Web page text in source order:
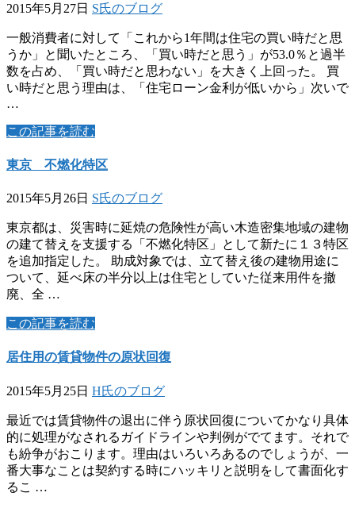
2015年5月27日 S氏のブログ
一般消費者に対して「これから1年間は住宅の買い時だと思
うか」と聞いたところ、「買い時だと思う」が53.0％と過半
数を占め、「買い時だと思わない」を大きく上回った。 買
い時だと思う理由は、「住宅ローン金利が低いから」次いで
…
この記事を読む
東京 不燃化特区
2015年5月26日 S氏のブログ
東京都は、災害時に延焼の危険性が高い木造密集地域の建物
の建て替えを支援する「不燃化特区」として新たに１３特区
を追加指定した。 助成対象では、立て替え後の建物用途に
ついて、延べ床の半分以上は住宅としていた従来用件を撤
廃、全 …
この記事を読む
居住用の賃貸物件の原状回復
2015年5月25日 H氏のブログ
最近では賃貸物件の退出に伴う原状回復についてかなり具体
的に処理がなされるガイドラインや判例がでてます。それで
も紛争がおこります。理由はいろいろあるのでしょうが、一
番大事なことは契約する時にハッキリと説明をして書面化す
るこ …